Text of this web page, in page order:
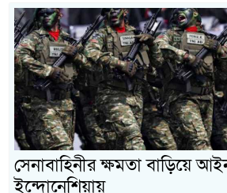
সেনাবাহিনীর ক্ষমতা বাড়িয়ে
ইন্দোনেশিয়ায়